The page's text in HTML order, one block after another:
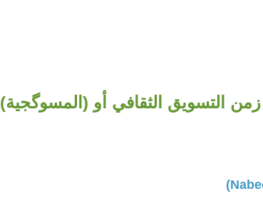
التسويق الثقافي أو (المسوگجية)